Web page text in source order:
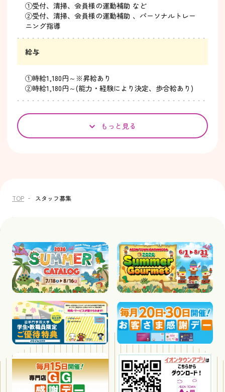
①受付、清掃、会員様の運動補助 など
②受付、清掃、会員様の運動補助 、パーソナルトレー
ニング指導
給与
①時給1,180円～※昇給あり
②時給1,180円～(能力・経験により決定、歩合給あり)
もっと見る
TOP スタッフ募集